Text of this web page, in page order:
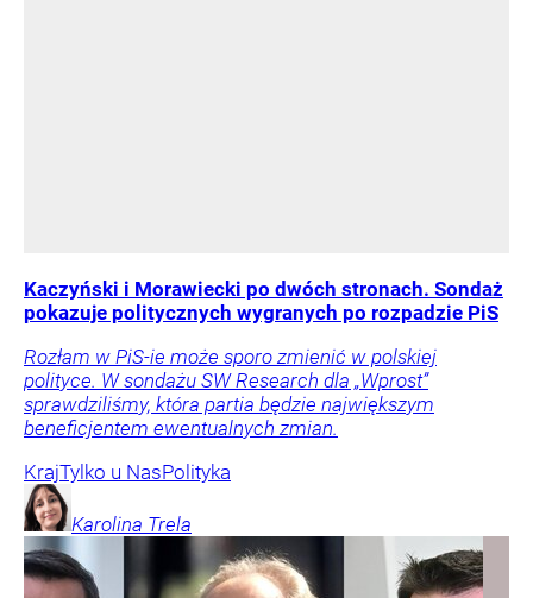
Kaczyński i Morawiecki po dwóch stronach. Sondaż
pokazuje politycznych wygranych po rozpadzie PiS
Rozłam w PiS-ie może sporo zmienić w polskiej
polityce. W sondażu SW Research dla „Wprost”
sprawdziliśmy, która partia będzie największym
beneficjentem ewentualnych zmian.
KrajTylko u NasPolityka
Karolina Trela